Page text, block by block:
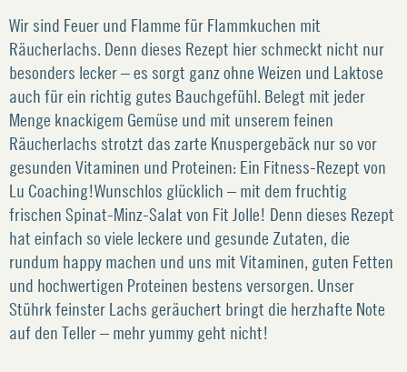
Wir sind Feuer und Flamme für Flammkuchen mit
Räucherlachs. Denn dieses Rezept hier schmeckt nicht nur
besonders lecker – es sorgt ganz ohne Weizen und Laktose
auch für ein richtig gutes Bauchgefühl. Belegt mit jeder
Menge knackigem Gemüse und mit unserem feinen
Räucherlachs strotzt das zarte Knuspergebäck nur so vor
gesunden Vitaminen und Proteinen: Ein Fitness-Rezept von
Lu Coaching!Wunschlos glücklich – mit dem fruchtig
frischen Spinat-Minz-Salat von Fit Jolle! Denn dieses Rezept
hat einfach so viele leckere und gesunde Zutaten, die
rundum happy machen und uns mit Vitaminen, guten Fetten
und hochwertigen Proteinen bestens versorgen. Unser
Stührk feinster Lachs geräuchert bringt die herzhafte Note
auf den Teller – mehr yummy geht nicht!